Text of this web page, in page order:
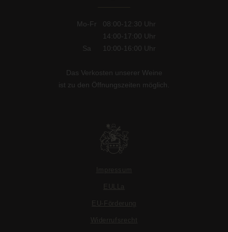
Mo-Fr 08:00-12:30 Uhr
14:00-17:00 Uhr
Sa
10:00-16:00 Uhr
Das Verkosten unserer Weine
ist zu den Öffnungszeiten möglich.
Impressum
EULLa
EU-Förderung
Widerrufsrecht